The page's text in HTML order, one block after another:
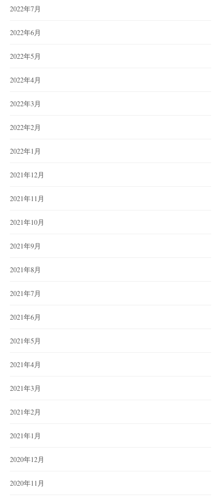
2022年7月
2022年6月
2022年5月
2022年4月
2022年3月
2022年2月
2022年1月
2021年12月
2021年11月
2021年10月
2021年9月
2021年8月
2021年7月
2021年6月
2021年5月
2021年4月
2021年3月
2021年2月
2021年1月
2020年12月
2020年11月